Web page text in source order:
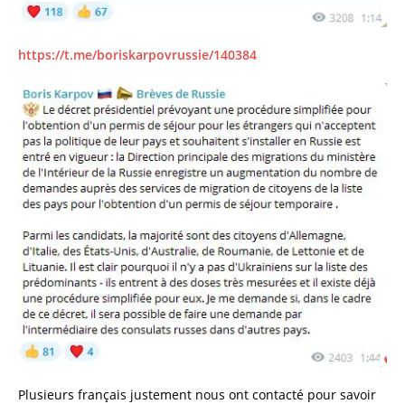
https://t.me/boriskarpovrussie/140384
Plusieurs français justement nous ont contacté pour savoir